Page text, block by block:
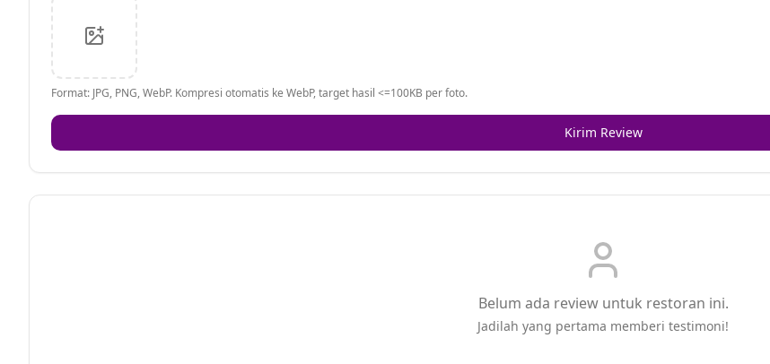
Format: JPG, PNG, WebP. Kompresi otomatis ke WebP, target hasil <=100KB per foto.
Kirim Review
Belum ada review untuk restoran ini.
Jadilah yang pertama memberi testimoni!